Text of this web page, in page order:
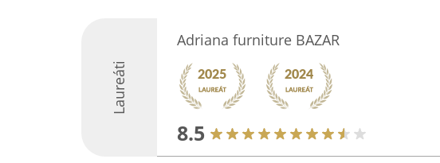
Laureáti
Adriana furniture BAZAR
8.5